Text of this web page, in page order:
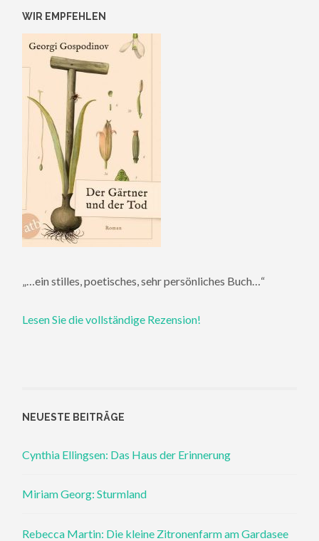
WIR EMPFEHLEN
„…ein stilles, poetisches, sehr persönliches Buch…“
Lesen Sie die vollständige Rezension!
NEUESTE BEITRÄGE
Cynthia Ellingsen: Das Haus der Erinnerung
Miriam Georg: Sturmland
Rebecca Martin: Die kleine Zitronenfarm am Gardasee